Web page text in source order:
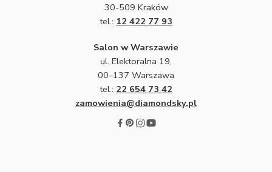
30-509 Kraków
tel.: 12 422 77 93
Salon w Warszawie
ul. Elektoralna 19,
00–137 Warszawa
tel.: 22 654 73 42
zamowienia@diamondsky.pl